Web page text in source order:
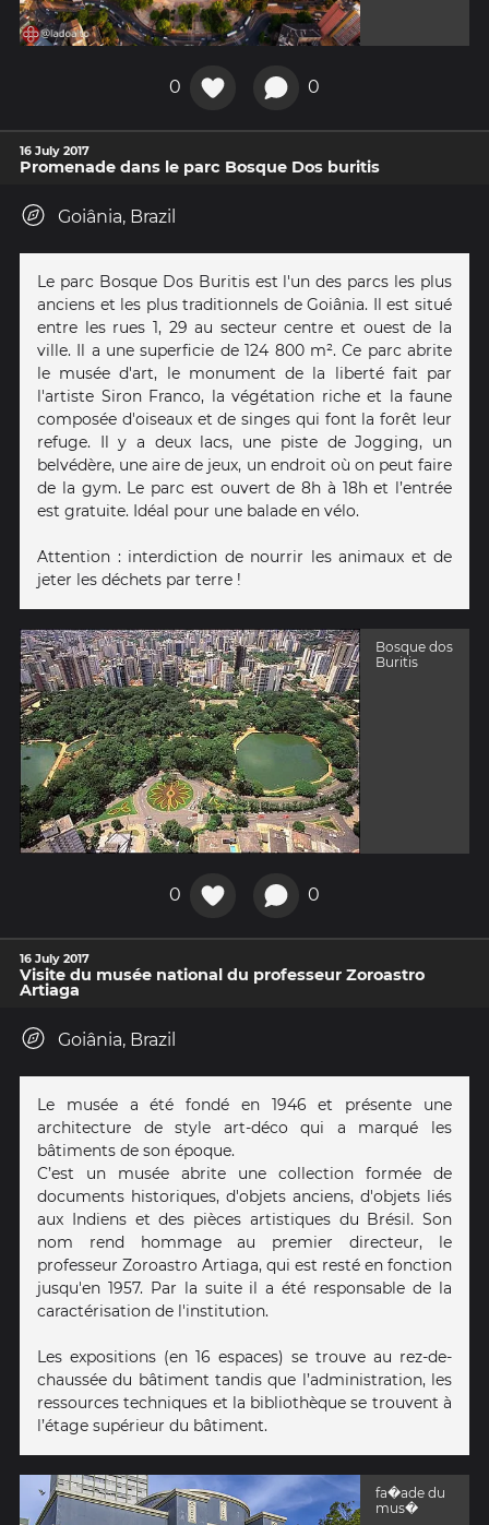
0 0
16 July 2017
Promenade dans le parc Bosque Dos buritis
Goiânia, Brazil
Le parc Bosque Dos Buritis est l'un des parcs les plus
anciens et les plus traditionnels de Goiânia. Il est situé
entre les rues 1, 29 au secteur centre et ouest de la
ville. Il a une superficie de 124 800 m². Ce parc abrite
le musée d'art, le monument de la liberté fait par
l'artiste Siron Franco, la végétation riche et la faune
composée d'oiseaux et de singes qui font la forêt leur
refuge. Il y a deux lacs, une piste de Jogging, un
belvédère, une aire de jeux, un endroit où on peut faire
de la gym. Le parc est ouvert de 8h à 18h et l’entrée
est gratuite. Idéal pour une balade en vélo.
Attention : interdiction de nourrir les animaux et de
jeter les déchets par terre !
Bosque dos
Buritis
0 0
16 July 2017
Visite du musée national du professeur Zoroastro
Artiaga
Goiânia, Brazil
Le musée a été fondé en 1946 et présente une
architecture de style art-déco qui a marqué les
bâtiments de son époque.
C’est un musée abrite une collection formée de
documents historiques, d'objets anciens, d'objets liés
aux Indiens et des pièces artistiques du Brésil. Son
nom rend hommage au premier directeur, le
professeur Zoroastro Artiaga, qui est resté en fonction
jusqu'en 1957. Par la suite il a été responsable de la
caractérisation de l'institution.
Les expositions (en 16 espaces) se trouve au rez-de-
chaussée du bâtiment tandis que l’administration, les
ressources techniques et la bibliothèque se trouvent à
l’étage supérieur du bâtiment.
fa�ade du
mus�